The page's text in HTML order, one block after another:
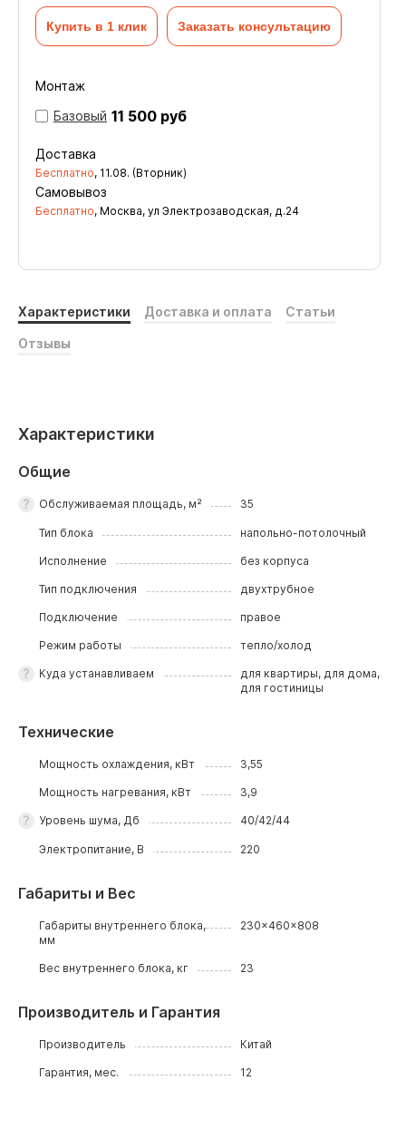
Купить в 1 клик Заказать консультацию
Монтаж
Базовый 11 500 руб
Доставка
Бесплатно, 11.08. (Вторник)
Самовывоз
Бесплатно, Москва, ул Электрозаводская, д.24
Характеристики Доставка и оплата Статьи
Отзывы
Характеристики
Общие
Обслуживаемая площадь, м² 35
Тип блока напольно-потолочный
Исполнение без корпуса
Тип подключения двухтрубное
Подключение правое
Режим работы тепло/холод
Куда устанавливаем
для квартиры, для дома,
для гостиницы
Технические
Мощность охлаждения, кВт 3,55
Мощность нагревания, кВт 3,9
Уровень шума, Дб 40/42/44
Электропитание, В 220
Габариты и Вес
Габариты внутреннего блока,
мм
230x460x808
Вес внутреннего блока, кг 23
Производитель и Гарантия
Производитель Китай
Гарантия, мес. 12